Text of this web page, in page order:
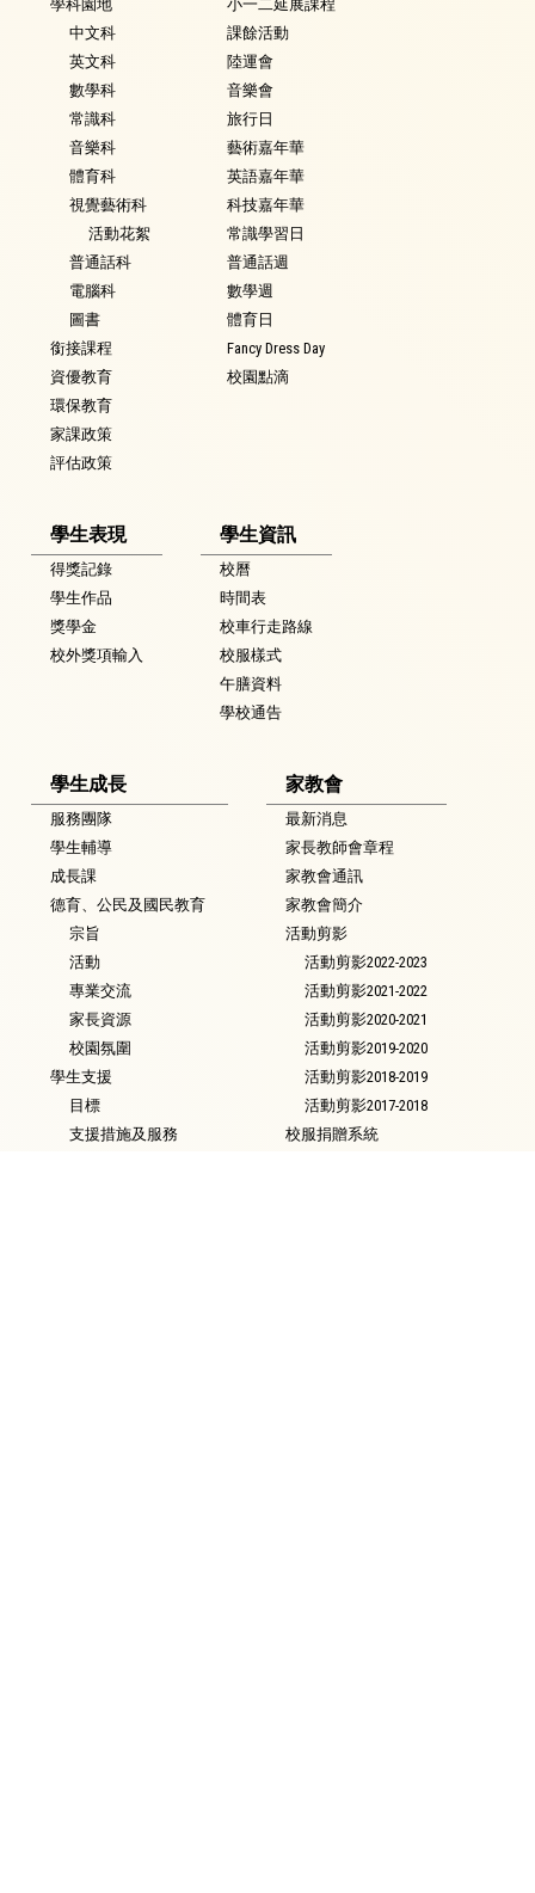
學科園地
中文科
英文科
數學科
常識科
音樂科
體育科
視覺藝術科
活動花絮
普通話科
電腦科
圖書
銜接課程
資優教育
環保教育
家課政策
評估政策
小一二延展課程
課餘活動
陸運會
音樂會
旅行日
藝術嘉年華
英語嘉年華
科技嘉年華
常識學習日
普通話週
數學週
體育日
Fancy Dress Day
校園點滴
學生表現
得獎記錄
學生作品
獎學金
校外獎項輸入
學生資訊
校曆
時間表
校車行走路線
校服樣式
午膳資料
學校通告
學生成長
服務團隊
學生輔導
成長課
德育、公民及國民教育
宗旨
活動
專業交流
家長資源
校園氛圍
學生支援
目標
支援措施及服務
家教會
最新消息
家長教師會章程
家教會通訊
家教會簡介
活動剪影
活動剪影2022-2023
活動剪影2021-2022
活動剪影2020-2021
活動剪影2019-2020
活動剪影2018-2019
活動剪影2017-2018
校服捐贈系統